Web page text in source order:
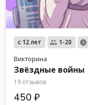
с 12 лет 1-20
Викторина
Звёздные войны
19 отзывов
450 ₽